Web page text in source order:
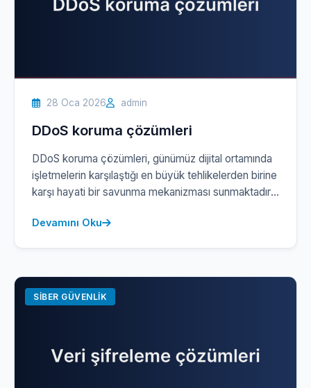
28 Oca 2026 admin
DDoS koruma çözümleri
DDoS koruma çözümleri, günümüz dijital ortamında
işletmelerin karşılaştığı en büyük tehlikelerden birine
karşı hayati bir savunma mekanizması sunmaktadır.
durması, işletmenizin operasyonel süreçlerini ciddi
alınan sistemin kaynaklarını aşırı derecede tüketerek
erişilemez hale getirebilir. İşte bu noktada etkili bir
[…]
Devamını Oku
SIBER GÜVENLIK